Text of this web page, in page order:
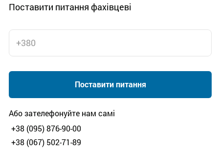
Поставити питання фахівцеві
Або зателефонуйте нам самі
+38 (095) 876-90-00
+38 (067) 502-71-89
Поставити питання